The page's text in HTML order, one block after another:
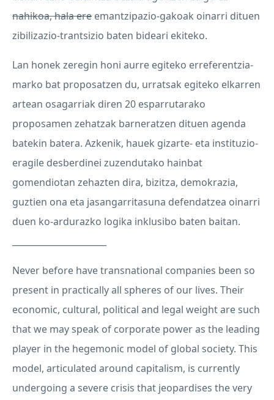
nahikoa, hala ere emantzipazio-gakoak oinarri dituen
zibilizazio-trantsizio baten bideari ekiteko.
Lan honek zeregin honi aurre egiteko erreferentzia-
marko bat proposatzen du, urratsak egiteko elkarren
artean osagarriak diren 20 esparrutarako
proposamen zehatzak barneratzen dituen agenda
batekin batera. Azkenik, hauek gizarte- eta instituzio-
eragile desberdinei zuzendutako hainbat
gomendiotan zehazten dira, bizitza, demokrazia,
guztien ona eta jasangarritasuna defendatzea oinarri
duen ko-ardurazko logika inklusibo baten baitan.
Never before have transnational companies been so
present in practically all spheres of our lives. Their
economic, cultural, political and legal weight are such
that we may speak of corporate power as the leading
player in the hegemonic model of global society. This
model, articulated around capitalism, is currently
undergoing a severe crisis that jeopardises the very